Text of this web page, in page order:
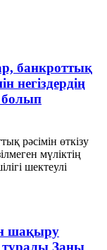
банкроттық
негіздердің
болып
рәсімін өткізу
мүліктің
шектеулі
шақыру
туралы Заңы